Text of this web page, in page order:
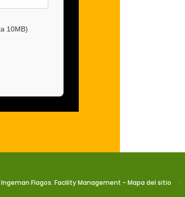
10MB)
Flagos. Facility Management - Mapa del sitio |